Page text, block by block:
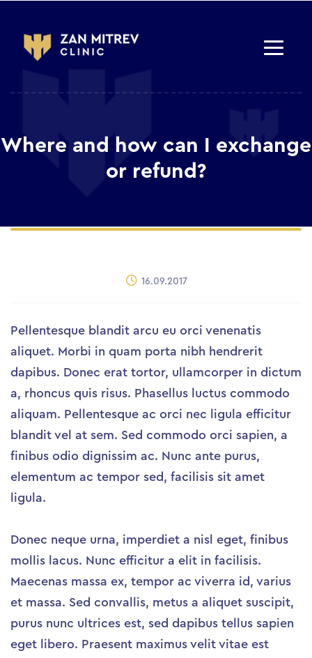
Where and how can I exchange
or refund?
16.09.2017
Pellentesque blandit arcu eu orci venenatis
aliquet. Morbi in quam porta nibh hendrerit
dapibus. Donec erat tortor, ullamcorper in dictum
a, rhoncus quis risus. Phasellus luctus commodo
aliquam. Pellentesque ac orci nec ligula efficitur
blandit vel at sem. Sed commodo orci sapien, a
finibus odio dignissim ac. Nunc ante purus,
elementum ac tempor sed, facilisis sit amet
ligula.
Donec neque urna, imperdiet a nisl eget, finibus
mollis lacus. Nunc efficitur a elit in facilisis.
Maecenas massa ex, tempor ac viverra id, varius
et massa. Sed convallis, metus a aliquet suscipit,
purus nunc ultrices est, sed dapibus tellus sapien
eget libero. Praesent maximus velit vitae est